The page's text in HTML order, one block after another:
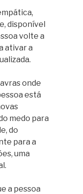
disponível
volte a
ativar a
onde
está
medo para
do
para a
uma
a pessoa